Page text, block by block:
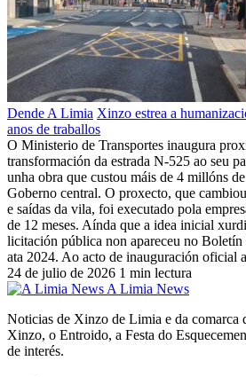
Dende A Limia Xinzo estrea a
anos de traballos
O Ministerio de Transportes inaugura
transformación da estrada N-525 ao seu
unha obra que custou máis de 4 millóns
Goberno central. O proxecto, que
e saídas da vila, foi executado pola
de 12 meses. Aínda que a idea inicial
licitación pública non apareceu no
ata 2024. Ao acto de inauguración oficial
24 de julio de 2026 1 min lectura
A Limia News
Noticias de Xinzo de Limia e da comarca
Xinzo, o Entroido, a Festa do
de interés.